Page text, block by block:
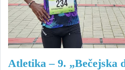
Atletika – 9. „Bečejska